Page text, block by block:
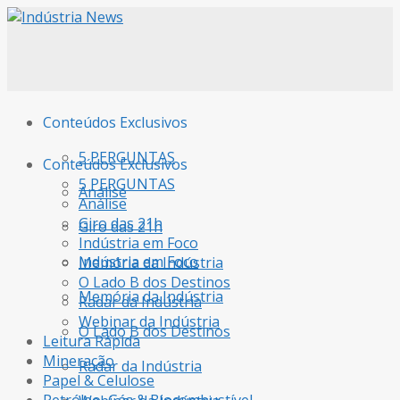
Conteúdos Exclusivos
5 PERGUNTAS
Análise
Giro das 21h
Indústria em Foco
Memória da Indústria
O Lado B dos Destinos
Radar da Indústria
Conteúdos Exclusivos
5 PERGUNTAS
Análise
Giro das 21h
Indústria em Foco
Memória da Indústria
O Lado B dos Destinos
Radar da Indústria
Webinar da Indústria
Leitura Rápida
Mineração
Papel & Celulose